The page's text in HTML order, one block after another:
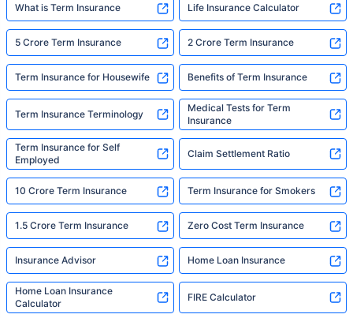
What is Term Insurance Life Insurance Calculator
5 Crore Term Insurance 2 Crore Term Insurance
Term Insurance for Housewife Benefits of Term Insurance
Term Insurance Terminology
Medical Tests for Term
Insurance
Term Insurance for Self
Employed
Claim Settlement Ratio
10 Crore Term Insurance Term Insurance for Smokers
1.5 Crore Term Insurance Zero Cost Term Insurance
Insurance Advisor Home Loan Insurance
Home Loan Insurance
Calculator
FIRE Calculator